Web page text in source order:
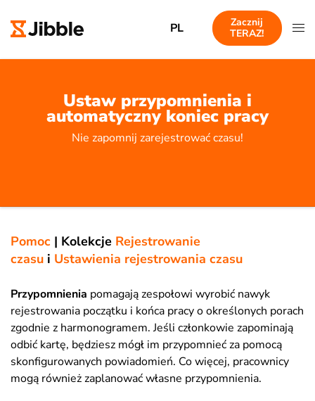
PL
Zacznij
TERAZ!
Ustaw przypomnienia i
automatyczny koniec pracy
Nie zapomnij zarejestrować czasu!
Pomoc | Kolekcje Rejestrowanie
czasu i Ustawienia rejestrowania czasu
Przypomnienia pomagają zespołowi wyrobić nawyk
rejestrowania początku i końca pracy o określonych porach
zgodnie z harmonogramem. Jeśli członkowie zapominają
odbić kartę, będziesz mógł im przypomnieć za pomocą
skonfigurowanych powiadomień. Co więcej, pracownicy
mogą również zaplanować własne przypomnienia.